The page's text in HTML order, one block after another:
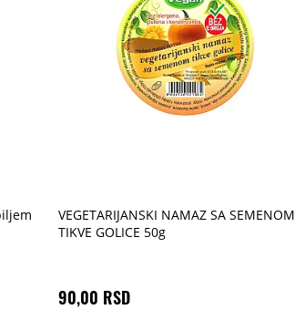
VEGETARIJANSKI NAMAZ SA SEMENOM
TIKVE GOLICE 50g
90,00 RSD